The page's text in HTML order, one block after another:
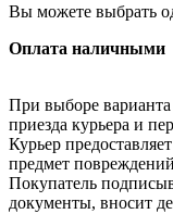
Вы можете выбрать
Оплата наличными
При выборе
приезда курьера и
Курьер
предмет
Покупатель
документы, вносит